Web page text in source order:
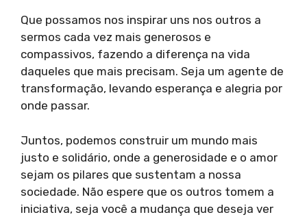
Que possamos nos inspirar uns nos outros a
sermos cada vez mais generosos e
compassivos, fazendo a diferença na vida
daqueles que mais precisam. Seja um agente de
transformação, levando esperança e alegria por
onde passar.
Juntos, podemos construir um mundo mais
justo e solidário, onde a generosidade e o amor
sejam os pilares que sustentam a nossa
sociedade. Não espere que os outros tomem a
iniciativa, seja você a mudança que deseja ver